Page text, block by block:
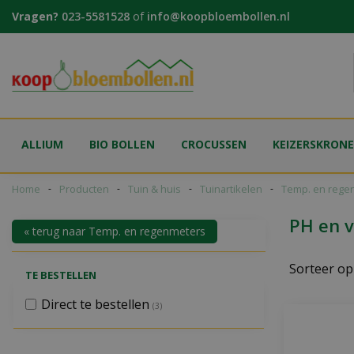
naar
Home Producten Tuin & huis Tuinartikelen Temp. en
Vragen? 023-5581528 of info@koopbloembollen.nl
ALLIUM BIO BOLLEN CROCUSSEN
PH en
Sorteer op
« terug naar Temp. en regenmeters
TE BESTELLEN
Direct te bestellen (3)